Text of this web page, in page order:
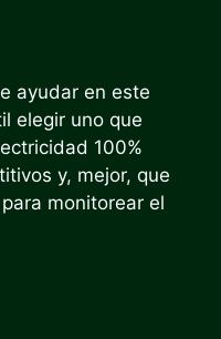
ayudar en este
elegir uno que
100%
y, mejor, que
monitorear el